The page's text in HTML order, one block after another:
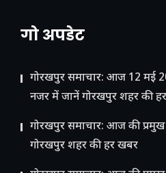
गो अपडेट
गोरखपुर समाचार: आज 12 मई
नजर में जानें गोरखपुर शहर की
गोरखपुर समाचार: आज की
गोरखपुर शहर की हर खबर